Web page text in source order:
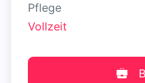
Pflege
Vollzeit